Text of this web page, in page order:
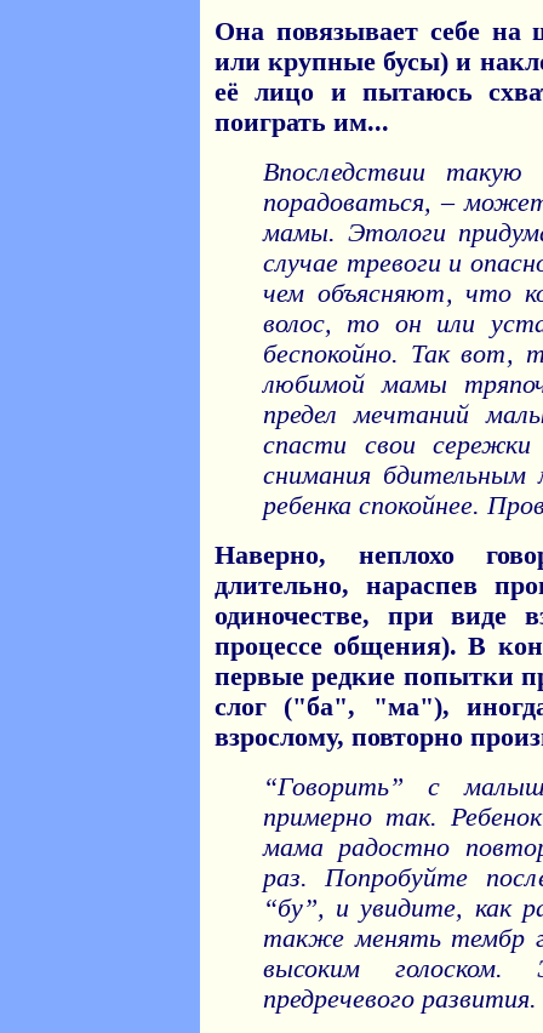
Она повязывает себе
или крупные бусы) и
её лицо и пытаюсь
поиграть им...
Впоследствии
порадоваться, –
мамы. Этологи
случае тревоги и
чем объясняют, что
волос, то он или
беспокойно. Так вот,
любимой мамы
предел мечтаний
спасти свои
снимания
ребенка спокойнее.
Наверно, неплохо
длительно, нараспев
одиночестве, при виде
процессе общения). В
первые редкие попытки
слог ("ба", "ма"),
взрослому, повторно
“Говорить” с
примерно так.
мама радостно
раз. Попробуйте
“бу”, и увидите, как
также менять тембр
высоким
предречевого развития.